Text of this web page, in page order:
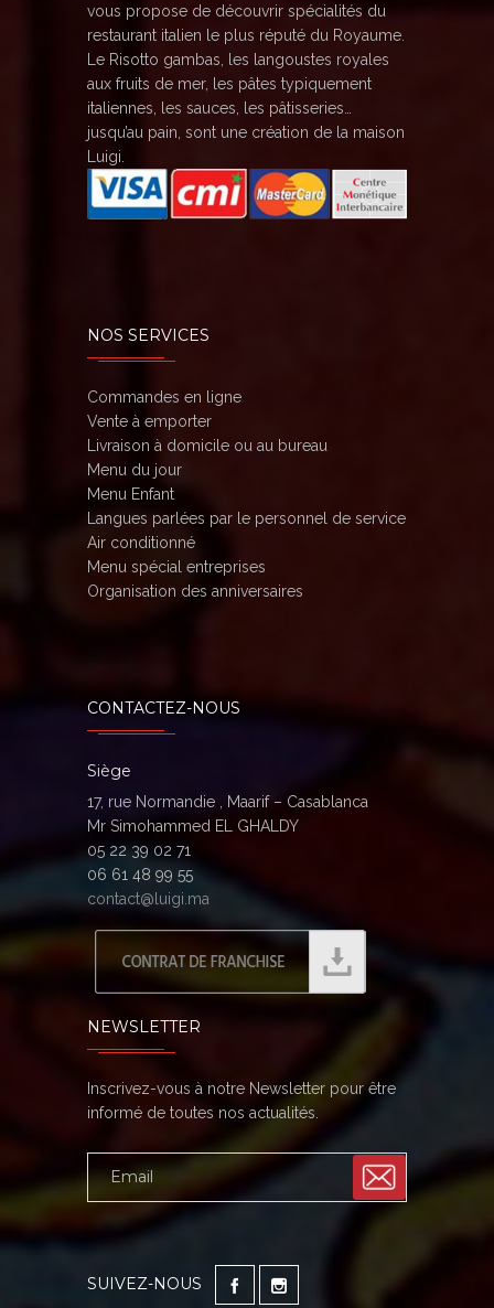
vous propose de découvrir spécialités du
restaurant italien le plus réputé du Royaume.
Le Risotto gambas, les langoustes royales
aux fruits de mer, les pâtes typiquement
italiennes, les sauces, les pâtisseries…
jusqu’au pain, sont une création de la maison
Luigi.
NOS SERVICES
Commandes en ligne
Vente à emporter
Livraison à domicile ou au bureau
Menu du jour
Menu Enfant
Langues parlées par le personnel de service
Air conditionné
Menu spécial entreprises
Organisation des anniversaires
CONTACTEZ-NOUS
Siège
17, rue Normandie , Maarif – Casablanca
Mr Simohammed EL GHALDY
05 22 39 02 71
06 61 48 99 55
contact@luigi.ma
NEWSLETTER
Inscrivez-vous à notre Newsletter pour être
informé de toutes nos actualités.
SUIVEZ-NOUS